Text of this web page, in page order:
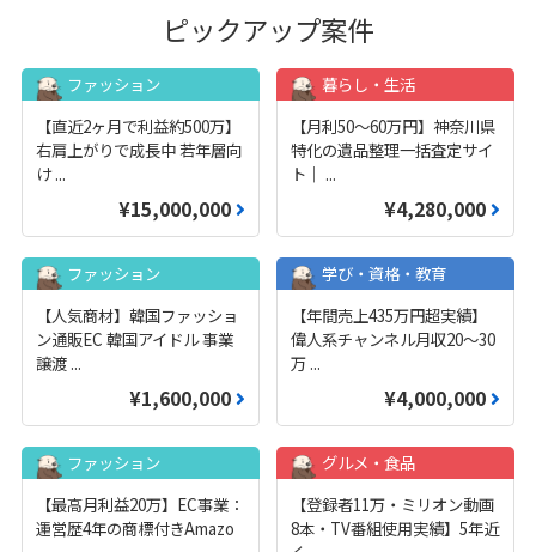
ピックアップ案件
ファッション
【直近2ヶ月で利益約500万】
右肩上がりで成長中 若年層向
け...
¥15,000,000
暮らし・生活
【月利50〜60万円】神奈川県
特化の遺品整理一括査定サイ
ト｜ ...
¥4,280,000
ファッション
【人気商材】韓国ファッショ
ン通販EC 韓国アイドル 事業
譲渡 ...
¥1,600,000
学び・資格・教育
【年間売上435万円超実績】
偉人系チャンネル月収20～30
万 ...
¥4,000,000
ファッション
【最高月利益20万】EC事業：
運営歴4年の商標付きAmazo
グルメ・食品
【登録者11万・ミリオン動画
8本・TV番組使用実績】5年近